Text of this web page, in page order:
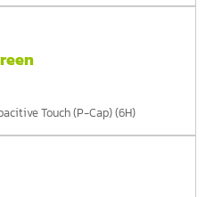
Touch (P-Cap) (6H)